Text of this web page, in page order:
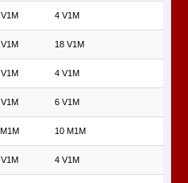
V1M 4 V1M
V1M 18 V1M
V1M 4 V1M
V1M 6 V1M
M1M 10 M1M
V1M 4 V1M